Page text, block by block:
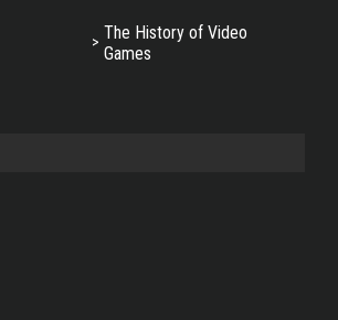
The History of Video
Games